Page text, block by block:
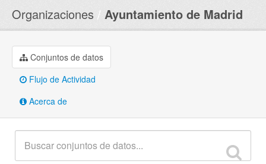
Organizaciones Ayuntamiento de Madrid
Conjuntos de datos
Flujo de Actividad
Acerca de